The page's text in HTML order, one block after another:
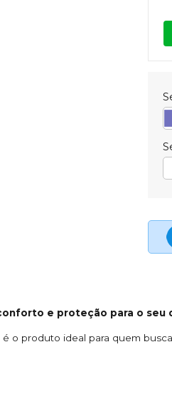
e proteção para o seu
é o produto ideal para quem